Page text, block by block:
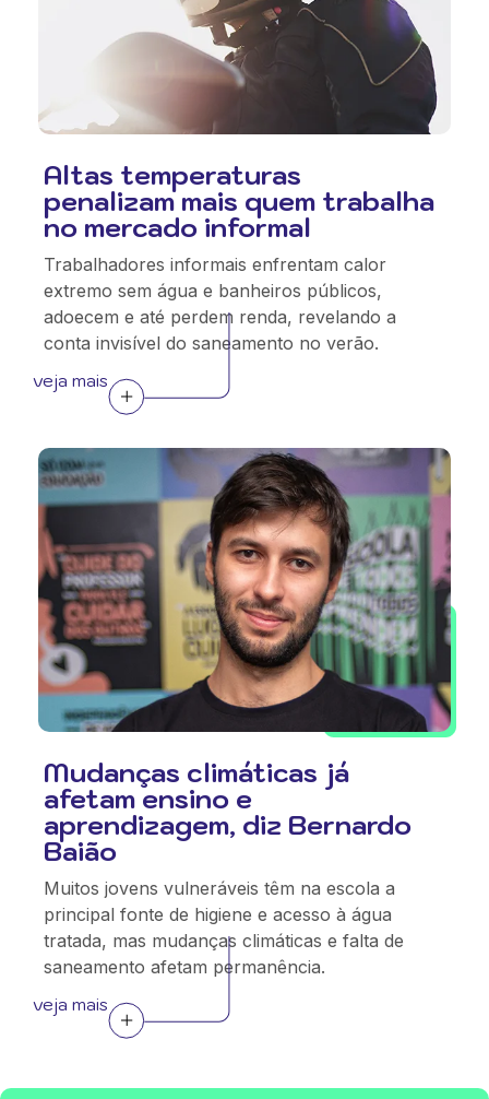
Altas temperaturas
penalizam mais quem trabalha
no mercado informal
Trabalhadores informais enfrentam calor
extremo sem água e banheiros públicos,
adoecem e até perdem renda, revelando a
conta invisível do saneamento no verão.
veja mais
Mudanças climáticas já
afetam ensino e
aprendizagem, diz Bernardo
Baião
Muitos jovens vulneráveis têm na escola a
principal fonte de higiene e acesso à água
tratada, mas mudanças climáticas e falta de
saneamento afetam permanência.
veja mais